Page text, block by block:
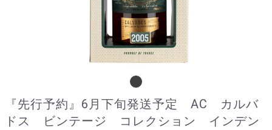
『先行予約』6月下旬発送予定 AC カルバ
ドス ビンテージ コレクション インデン